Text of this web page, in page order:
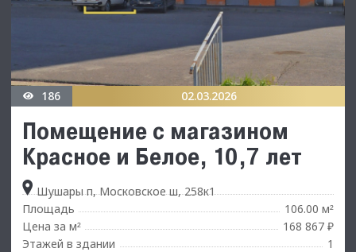
186 02.03.2026
Помещение с магазином
Красное и Белое, 10,7 лет
Шушары п, Московское ш, 258к1
Площадь
106.00 м²
Цена за м²
168 867 ₽
Этажей в здании
1